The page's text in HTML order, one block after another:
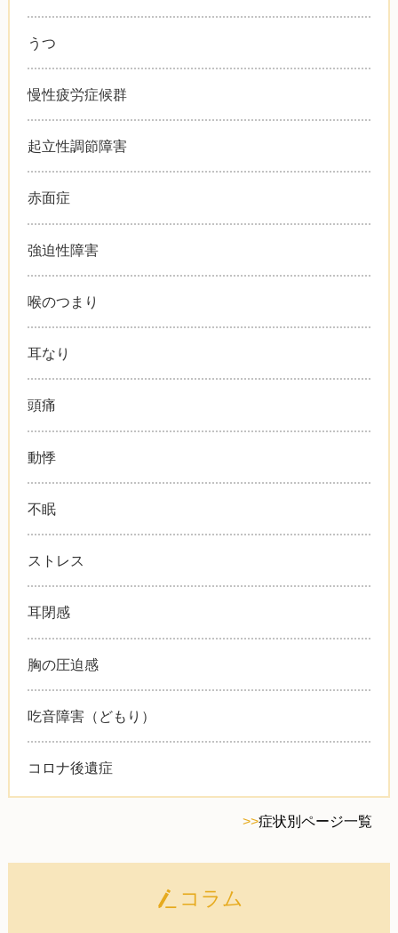
うつ
慢性疲労症候群
起立性調節障害
赤面症
強迫性障害
喉のつまり
耳なり
頭痛
動悸
不眠
ストレス
耳閉感
胸の圧迫感
吃音障害（どもり）
コロナ後遺症
>>症状別ページ一覧
コラム